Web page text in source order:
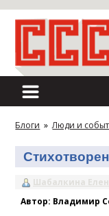
Блоги » Люди и
Шабалкина
Автор: Владимир